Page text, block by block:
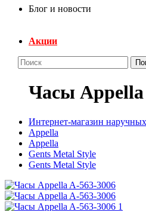
Блог и новости
Акции
Часы Appella
Интернет-магазин
Appella
Appella
Gents Metal Style
Gents Metal Style